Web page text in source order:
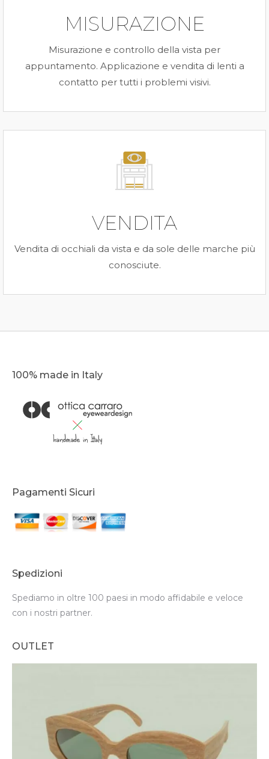
MISURAZIONE
Misurazione e controllo della vista per
appuntamento. Applicazione e vendita di lenti a
contatto per tutti i problemi visivi.
VENDITA
Vendita di occhiali da vista e da sole delle marche più
conosciute.
100% made in Italy
Pagamenti Sicuri
Spedizioni
Spediamo in oltre 100 paesi in modo affidabile e veloce
con i nostri partner.
OUTLET